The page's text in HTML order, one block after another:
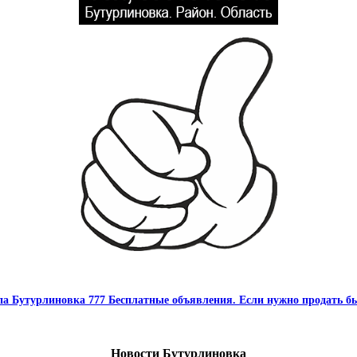
Бутурлиновка 777 Бесплатные объявления. Если нужно продать
Новости Бутурлиновка